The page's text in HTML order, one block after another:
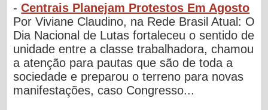
-Centrais Planejam Protestos Em Agosto
Por Viviane Claudino, na Rede Brasil Atual: O
Dia Nacional de Lutas fortaleceu o sentido de
unidade entre a classe trabalhadora, chamou
a atenção para pautas que são de toda a
sociedade e preparou o terreno para novas
manifestações, caso Congresso...